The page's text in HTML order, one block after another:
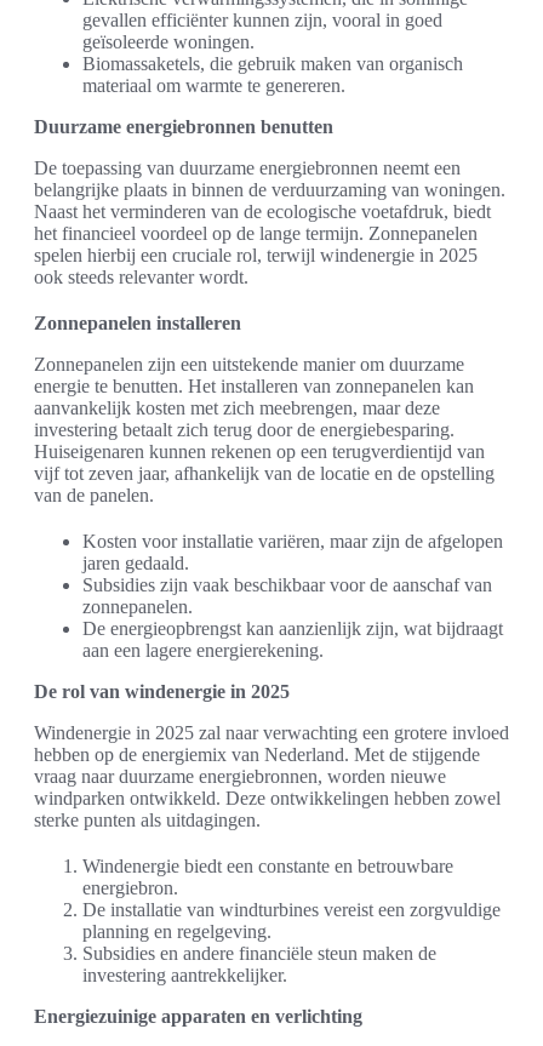
gevallen efficiënter kunnen zijn, vooral in goed
geïsoleerde woningen.
Biomassaketels, die gebruik maken van organisch
materiaal om warmte te genereren.
Duurzame energiebronnen benutten
De toepassing van duurzame energiebronnen neemt een
belangrijke plaats in binnen de verduurzaming van woningen.
Naast het verminderen van de ecologische voetafdruk, biedt
het financieel voordeel op de lange termijn. Zonnepanelen
spelen hierbij een cruciale rol, terwijl windenergie in 2025
ook steeds relevanter wordt.
Zonnepanelen installeren
Zonnepanelen zijn een uitstekende manier om duurzame
energie te benutten. Het installeren van zonnepanelen kan
aanvankelijk kosten met zich meebrengen, maar deze
investering betaalt zich terug door de energiebesparing.
Huiseigenaren kunnen rekenen op een terugverdientijd van
vijf tot zeven jaar, afhankelijk van de locatie en de opstelling
van de panelen.
Kosten voor installatie variëren, maar zijn de afgelopen
jaren gedaald.
Subsidies zijn vaak beschikbaar voor de aanschaf van
zonnepanelen.
De energieopbrengst kan aanzienlijk zijn, wat bijdraagt
aan een lagere energierekening.
De rol van windenergie in 2025
Windenergie in 2025 zal naar verwachting een grotere invloed
hebben op de energiemix van Nederland. Met de stijgende
vraag naar duurzame energiebronnen, worden nieuwe
windparken ontwikkeld. Deze ontwikkelingen hebben zowel
sterke punten als uitdagingen.
Windenergie biedt een constante en betrouwbare
energiebron.
De installatie van windturbines vereist een zorgvuldige
planning en regelgeving.
Subsidies en andere financiële steun maken de
investering aantrekkelijker.
Energiezuinige apparaten en verlichting